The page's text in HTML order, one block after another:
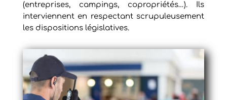
(entreprises, campings, copropriétés…). Ils
interviennent en respectant scrupuleusement
les dispositions législatives.